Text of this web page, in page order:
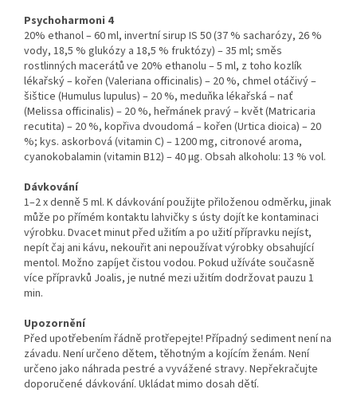
Psychoharmoni 4
20% ethanol – 60 ml, invertní sirup IS 50 (37 % sacharózy, 26 %
vody, 18,5 % glukózy a 18,5 % fruktózy) – 35 ml; směs
rostlinných macerátů ve 20% ethanolu – 5 ml, z toho kozlík
lékařský – kořen (Valeriana officinalis) – 20 %, chmel otáčivý –
šištice (Humulus lupulus) – 20 %, meduňka lékařská – nať
(Melissa officinalis) – 20 %, heřmánek pravý – květ (Matricaria
recutita) – 20 %, kopřiva dvoudomá – kořen (Urtica dioica) – 20
%; kys. askorbová (vitamin C) – 1200 mg, citronové aroma,
cyanokobalamin (vitamin B12) – 40 μg. Obsah alkoholu: 13 % vol.
Dávkování
1–2 x denně 5 ml. K dávkování použijte přiloženou odměrku, jinak
může po přímém kontaktu lahvičky s ústy dojít ke kontaminaci
výrobku. Dvacet minut před užitím a po užití přípravku nejíst,
nepít čaj ani kávu, nekouřit ani nepoužívat výrobky obsahující
mentol. Možno zapíjet čistou vodou. Pokud užíváte současně
více přípravků Joalis, je nutné mezi užitím dodržovat pauzu 1
min.
Upozornění
Před upotřebením řádně protřepejte! Případný sediment není na
závadu. Není určeno dětem, těhotným a kojícím ženám. Není
určeno jako náhrada pestré a vyvážené stravy. Nepřekračujte
doporučené dávkování. Ukládat mimo dosah dětí.